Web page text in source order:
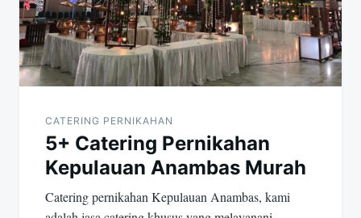
CATERING PERNIKAHAN
5+ Catering Pernikahan
Kepulauan Anambas Murah
Catering pernikahan Kepulauan Anambas, kami